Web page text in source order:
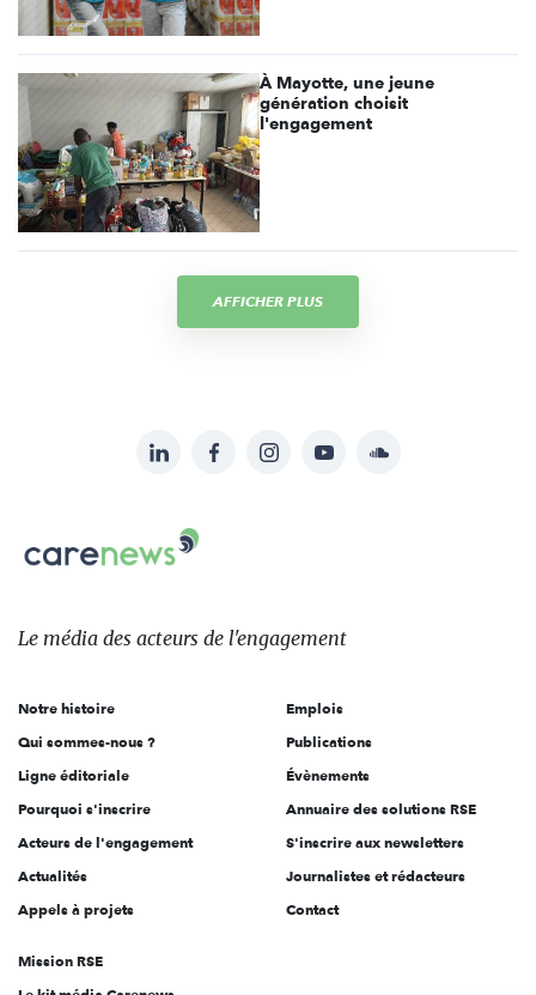
À Mayotte, une jeune
génération choisit
l'engagement
AFFICHER PLUS
sur:
LinkedInFacebookInstagramYouTubeSoundcloud
Le
des
l'engagement
Le média des acteurs de l'engagement
Notre histoire
Qui sommes-nous ?
Ligne éditoriale
Pourquoi s'inscrire
Acteurs de l'engagement
Actualités
Appels à projets
Emplois
Publications
Évènements
Annuaire des solutions RSE
S'inscrire aux newsletters
Journalistes et rédacteurs
Contact
Mission RSE